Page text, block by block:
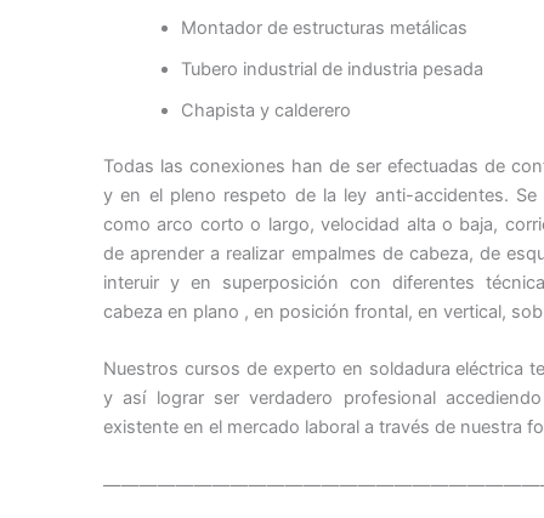
Montador de estructuras metálicas
Tubero industrial de industria pesada
Chapista y calderero
Todas las conexiones han de ser efectuadas de
y en el pleno respeto de la ley anti-accidentes. Se
como arco corto o largo, velocidad alta o baja,
de aprender a realizar empalmes de cabeza, de
interuir y en superposición con diferentes
cabeza en plano , en posición frontal, en vertical,
Nuestros cursos de experto en soldadura eléctrica
y así lograr ser verdadero profesional
existente en el mercado laboral a través de nuestra